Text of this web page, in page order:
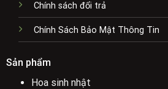
Chính sách đổi trả
Chính Sách Bảo Mật Thông Tin
Sản phẩm
Hoa sinh nhật